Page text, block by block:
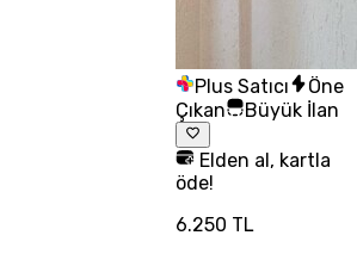
Plus Satıcı
Öne
Çıkan
Büyük İlan
Elden al, kartla
öde!
6.250 TL